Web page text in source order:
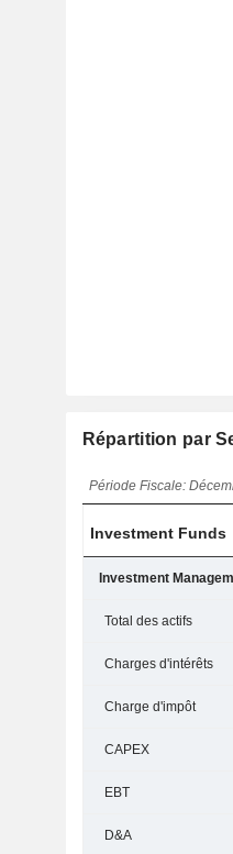
Répartition par
Période Fiscale:
Investment Funds
Total des actifs
Charges d'intérêts
Charge d'impôt
CAPEX
EBT
D&A